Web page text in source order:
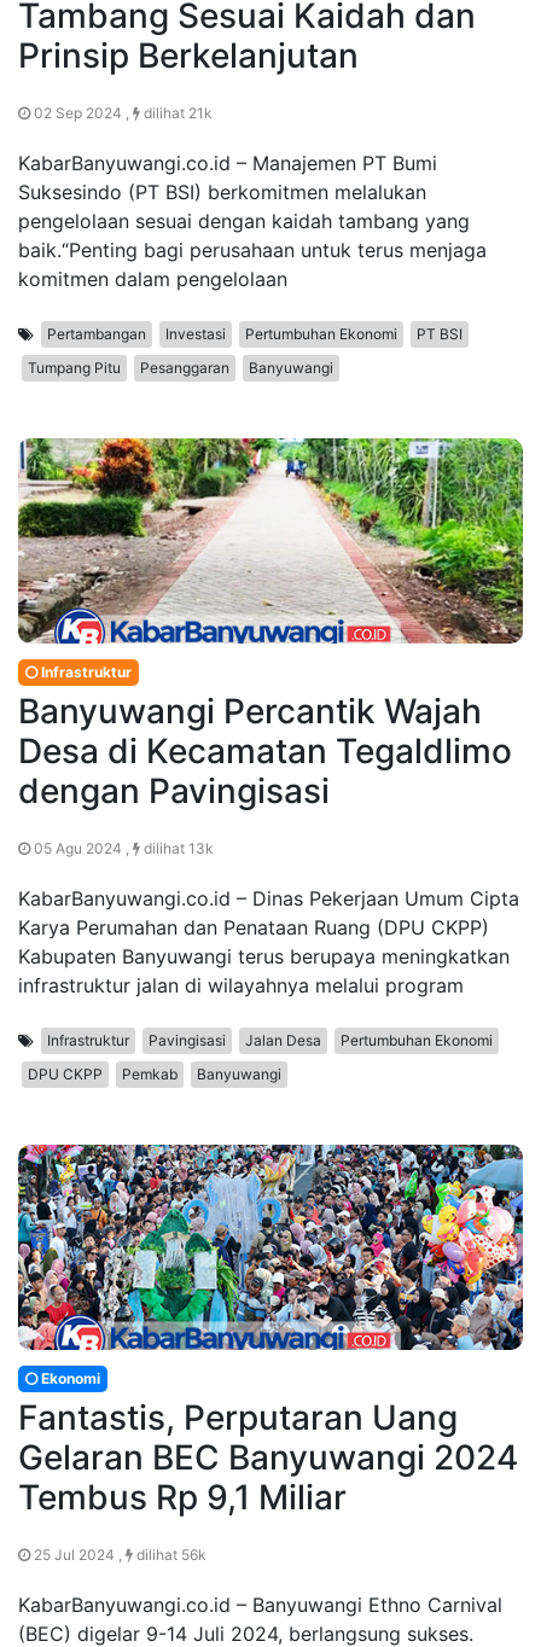
Tambang Sesuai Kaidah dan
Prinsip Berkelanjutan
02 Sep 2024 , dilihat 21k
KabarBanyuwangi.co.id – Manajemen PT Bumi
Suksesindo (PT BSI) berkomitmen melalukan
pengelolaan sesuai dengan kaidah tambang yang
baik.“Penting bagi perusahaan untuk terus menjaga
komitmen dalam pengelolaan
Pertambangan Investasi Pertumbuhan Ekonomi
PT BSI
Tumpang Pitu
Pesanggaran Banyuwangi
Infrastruktur
Banyuwangi Percantik Wajah
Desa di Kecamatan Tegaldlimo
dengan Pavingisasi
05 Agu 2024 , dilihat 13k
KabarBanyuwangi.co.id – Dinas Pekerjaan Umum Cipta
Karya Perumahan dan Penataan Ruang (DPU CKPP)
Kabupaten Banyuwangi terus berupaya meningkatkan
infrastruktur jalan di wilayahnya melalui program
Infrastruktur Pavingisasi Jalan Desa
Pertumbuhan Ekonomi
DPU CKPP
Pemkab Banyuwangi
Ekonomi
Fantastis, Perputaran Uang
Gelaran BEC Banyuwangi 2024
Tembus Rp 9,1 Miliar
25 Jul 2024 , dilihat 56k
KabarBanyuwangi.co.id – Banyuwangi Ethno Carnival
(BEC) digelar 9-14 Juli 2024, berlangsung sukses.